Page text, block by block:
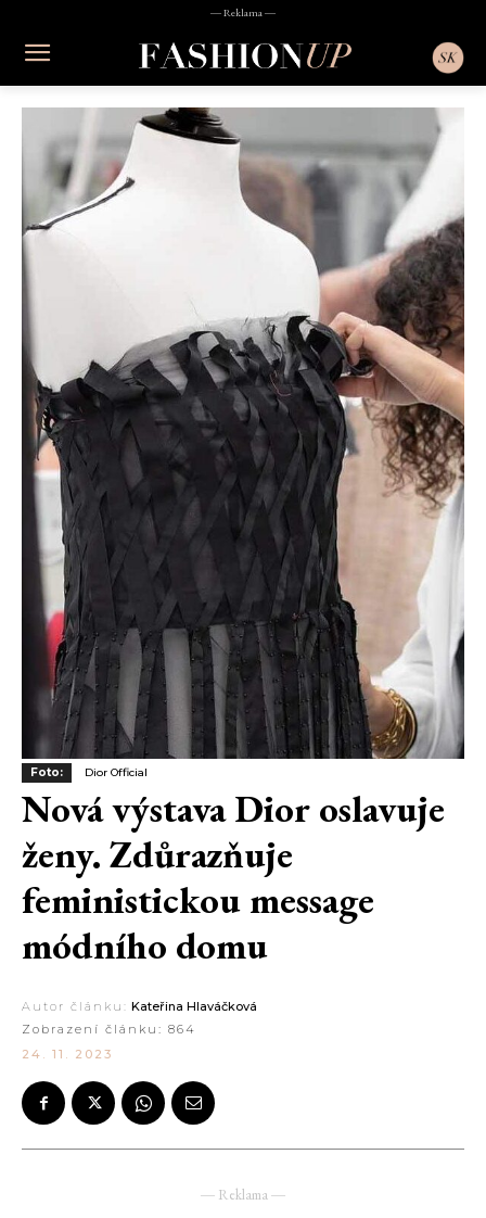
― Reklama ―
Foto: Dior Official
Nová výstava Dior oslavuje
ženy. Zdůrazňuje
feministickou message
módního domu
Autor článku: Kateřina Hlaváčková
Zobrazení článku: 864
24. 11. 2023
― Reklama ―